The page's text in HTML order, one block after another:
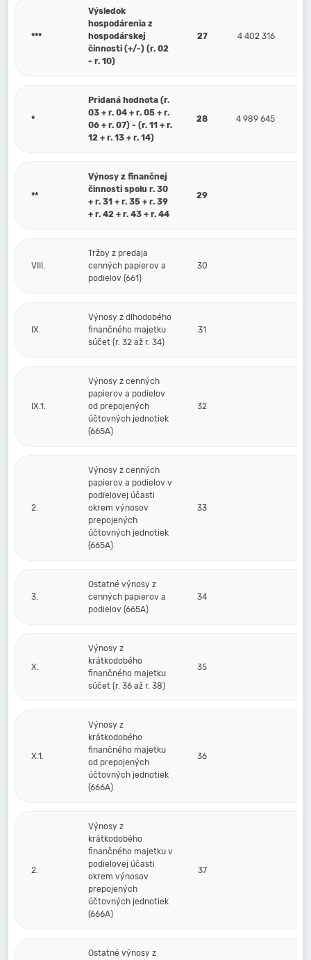
***
Výsledok
hospodárenia z
hospodárskej
činnosti (+/-) (r. 02
- r. 10)
27 4 402 316
*
Pridaná hodnota (r.
03 + r. 04 + r. 05 + r.
06 + r. 07) - (r. 11 + r.
12 + r. 13 + r. 14)
28 4 989 645
**
Výnosy z finančnej
činnosti spolu r. 30
+ r. 31 + r. 35 + r. 39
+ r. 42 + r. 43 + r. 44
29
VIII.
Tržby z predaja
cenných papierov a
podielov (661)
30
IX.
Výnosy z dlhodobého
finančného majetku
súčet (r. 32 až r. 34)
31
IX.1.
Výnosy z cenných
papierov a podielov
od prepojených
účtovných jednotiek
(665A)
32
2.
Výnosy z cenných
papierov a podielov v
podielovej účasti
okrem výnosov
prepojených
účtovných jednotiek
(665A)
33
3.
Ostatné výnosy z
cenných papierov a
podielov (665A)
34
X.
Výnosy z
krátkodobého
finančného majetku
súčet (r. 36 až r. 38)
35
X.1.
Výnosy z
krátkodobého
finančného majetku
od prepojených
účtovných jednotiek
(666A)
36
2.
Výnosy z
krátkodobého
finančného majetku v
podielovej účasti
okrem výnosov
prepojených
účtovných jednotiek
(666A)
37
Ostatné výnosy z